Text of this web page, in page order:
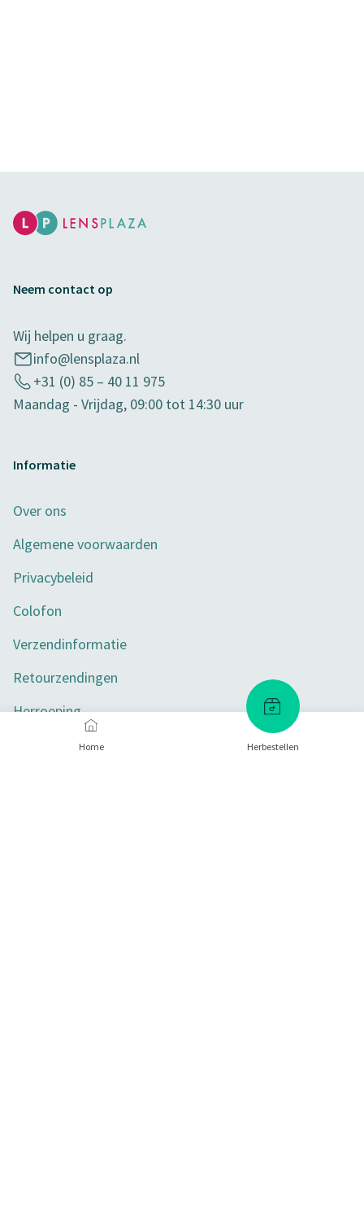
Home Herbestellen
Neem contact op
Wij helpen u graag.
info@lensplaza.nl
+31 (0) 85 – 40 11 975
Maandag - Vrijdag, 09:00 tot 14:30 uur
Informatie
Over ons
Algemene voorwaarden
Privacybeleid
Colofon
Verzendinformatie
Retourzendingen
Herroeping
Toegankelijkheid